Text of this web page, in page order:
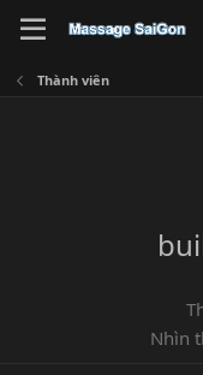
Thành viên
Nhìn